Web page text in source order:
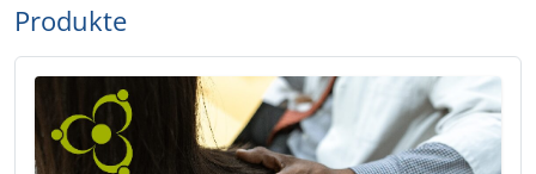
Produkte